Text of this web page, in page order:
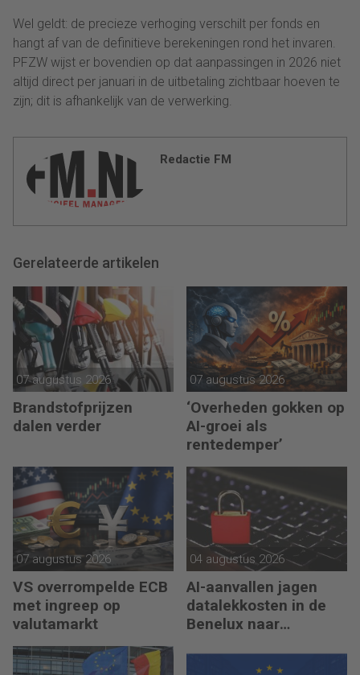
Wel geldt: de precieze verhoging verschilt per fonds en
hangt af van de definitieve berekeningen rond het invaren.
PFZW wijst er bovendien op dat aanpassingen in 2026 niet
altijd direct per januari in de uitbetaling zichtbaar hoeven te
zijn; dit is afhankelijk van de verwerking.
Redactie FM
Gerelateerde artikelen
07 augustus 2026
Brandstofprijzen
dalen verder
07 augustus 2026
‘Overheden gokken op
AI-groei als
rentedemper’
07 augustus 2026
VS overrompelde ECB
met ingreep op
valutamarkt
04 augustus 2026
AI-aanvallen jagen
datalekkosten in de
Benelux naar